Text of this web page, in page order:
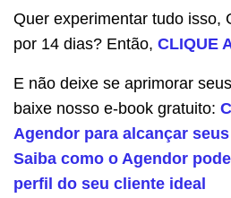
Quer experimentar tudo isso,
por 14 dias? Então, CLIQUE
E não deixe se aprimorar
baixe nosso e-book gratuito:
Agendor para alcançar
Saiba como o Agendor
perfil do seu cliente ideal